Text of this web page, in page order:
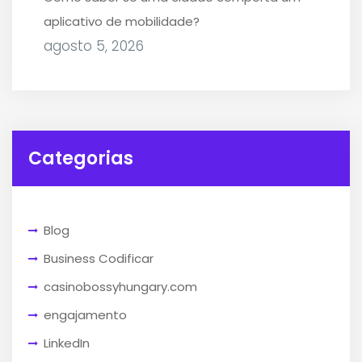
aplicativo de mobilidade?
agosto 5, 2026
Categorias
Blog
Business Codificar
casinobossyhungary.com
engajamento
LinkedIn